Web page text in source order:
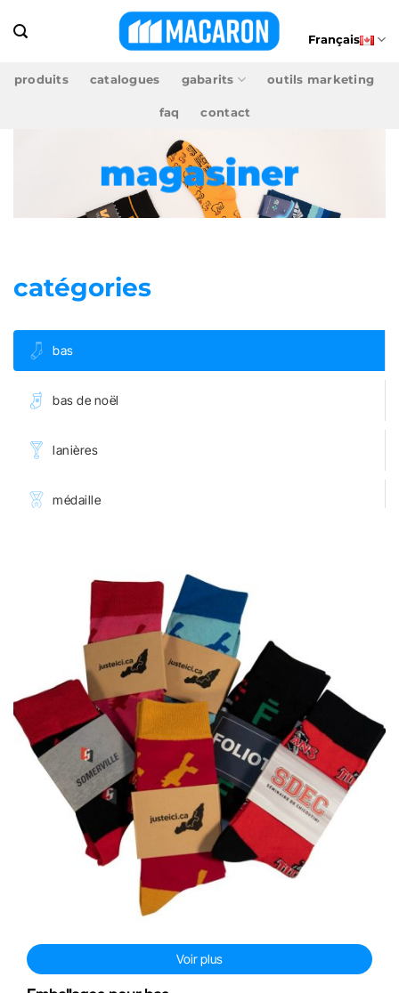
au
Français
produits catalogues gabarits outils marketing
faq contact
magasiner
catégories
bas
bas de noël
lanières
médaille
portables
porte-clés
accessoires pour souliers
macarons
accessoires pour valises
autres produits
Voir plus